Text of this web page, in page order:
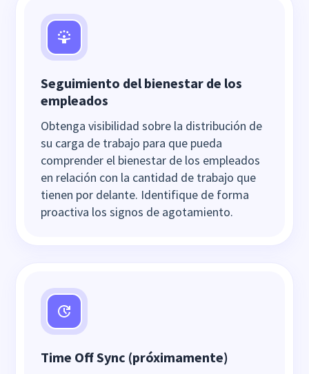
Seguimiento del bienestar de los
empleados
Obtenga visibilidad sobre la distribución de
su carga de trabajo para que pueda
comprender el bienestar de los empleados
en relación con la cantidad de trabajo que
tienen por delante. Identifique de forma
proactiva los signos de agotamiento.
Time Off Sync (próximamente)